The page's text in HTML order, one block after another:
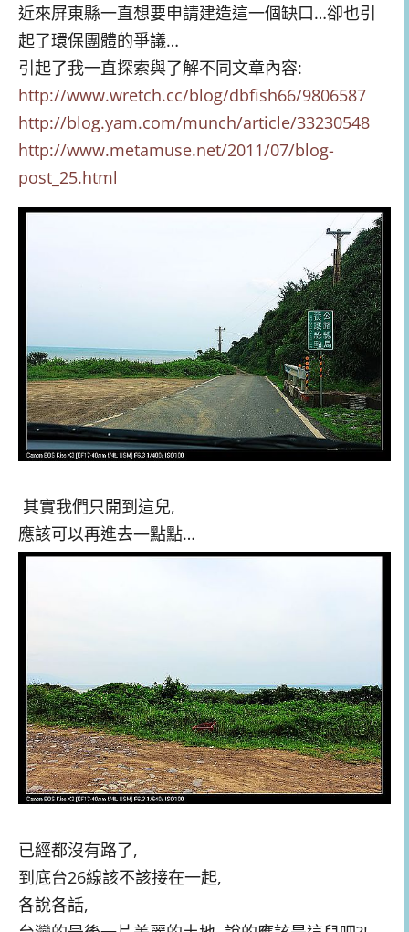
近來屏東縣一直想要申請建造這一個缺口…卻也引
起了環保團體的爭議…
引起了我一直探索與了解不同文章內容:
http://www.wretch.cc/blog/dbfish66/9806587
http://blog.yam.com/munch/article/33230548
http://www.metamuse.net/2011/07/blog-
post_25.html
其實我們只開到這兒,
應該可以再進去一點點…
已經都沒有路了,
到底台26線該不該接在一起,
各說各話,